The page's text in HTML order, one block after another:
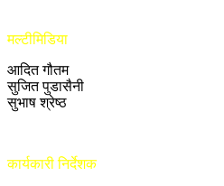
मल्टीमिडिया
आदित गौतम
सुजित पुडासैनी
सुभाष श्रेष्ठ
कार्यकारी निर्देशक